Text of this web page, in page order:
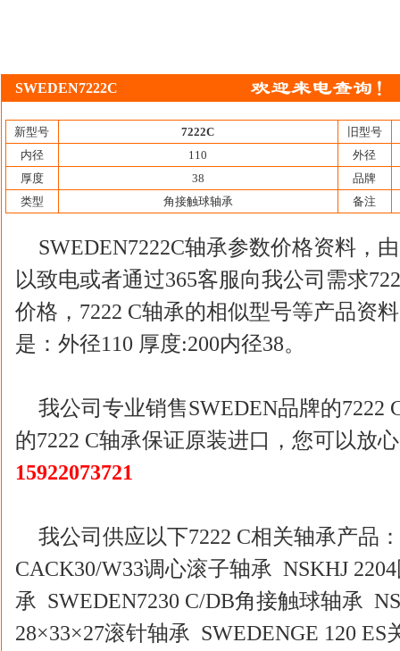
SWEDEN7222C
新型号 7222C
旧型号
内径
110
外径
厚度
38
品牌
类型
角接触球轴承 备注
SWEDEN7222C轴承参数价格资料，
以致电或者通过365客服向我公司需求
价格，7222 C轴承的相似型号等产品资
是：外径110 厚度:200内径38。
我公司专业销售SWEDEN品牌的7222
的7222 C轴承保证原装进口，您可以放
15922073721
我公司供应以下7222 C相关轴承产品
CACK30/W33调心滚子轴承 NSKHJ
承 SWEDEN7230 C/DB角接触球轴承
28×33×27滚针轴承 SWEDENGE 120